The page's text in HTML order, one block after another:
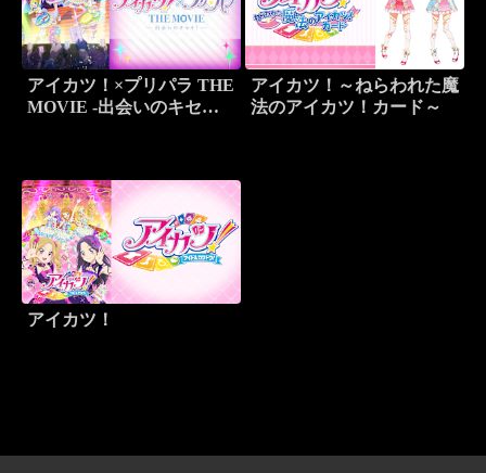
アイカツ！×プリパラ THE
MOVIE -出会いのキセ
アイカツ！～ねらわれた魔
法のアイカツ！カード～
アイカツ！